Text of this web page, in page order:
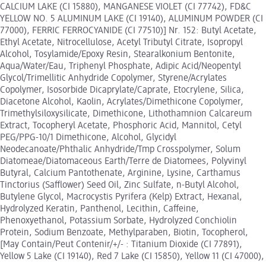
CALCIUM LAKE (CI 15880), MANGANESE VIOLET (CI 77742), FD&C
YELLOW NO. 5 ALUMINUM LAKE (CI 19140), ALUMINUM POWDER (CI
77000), FERRIC FERROCYANIDE (CI 77510)] Nr. 152: Butyl Acetate,
Ethyl Acetate, Nitrocellulose, Acetyl Tributyl Citrate, Isopropyl
Alcohol, Tosylamide/Epoxy Resin, Stearalkonium Bentonite,
Aqua/Water/Eau, Triphenyl Phosphate, Adipic Acid/Neopentyl
Glycol/Trimellitic Anhydride Copolymer, Styrene/Acrylates
Copolymer, Isosorbide Dicaprylate/Caprate, Etocrylene, Silica,
Diacetone Alcohol, Kaolin, Acrylates/Dimethicone Copolymer,
Trimethylsiloxysilicate, Dimethicone, Lithothamnion Calcareum
Extract, Tocopheryl Acetate, Phosphoric Acid, Mannitol, Cetyl
PEG/PPG-10/1 Dimethicone, Alcohol, Glycidyl
Neodecanoate/Phthalic Anhydride/Tmp Crosspolymer, Solum
Diatomeae/Diatomaceous Earth/Terre de Diatomees, Polyvinyl
Butyral, Calcium Pantothenate, Arginine, Lysine, Carthamus
Tinctorius (Safflower) Seed Oil, Zinc Sulfate, n-Butyl Alcohol,
Butylene Glycol, Macrocystis Pyrifera (Kelp) Extract, Hexanal,
Hydrolyzed Keratin, Panthenol, Lecithin, Caffeine,
Phenoxyethanol, Potassium Sorbate, Hydrolyzed Conchiolin
Protein, Sodium Benzoate, Methylparaben, Biotin, Tocopherol,
[May Contain/Peut Contenir/+/- : Titanium Dioxide (CI 77891),
Yellow 5 Lake (CI 19140), Red 7 Lake (CI 15850), Yellow 11 (CI 47000),